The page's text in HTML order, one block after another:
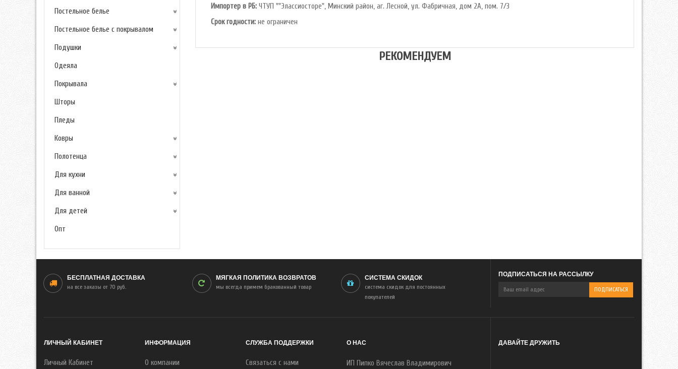
Постельное белье
Постельное белье с покрывалом
Подушки
Одеяла
Покрывала
Шторы
Пледы
Ковры
Полотенца
Для кухни
Для ванной
Для детей
Опт
Импортер в РБ: ЧТУП ""Элассиосторе", Минский район, аг. Лесной, ул. Фабричная, дом 2А, пом. 7/3
Срок годности: не ограничен
РЕКОМЕНДУЕМ
БЕСПЛАТНАЯ ДОСТАВКА
на все заказы от 70 руб.
МЯГКАЯ ПОЛИТИКА ВОЗВРАТОВ
мы всегда примем бракованный товар
СИСТЕМА СКИДОК
система скидок для постоянных
покупателей
ПОДПИСАТЬСЯ НА РАССЫЛКУ
ЛИЧНЫЙ КАБИНЕТ
Личный Кабинет
ИНФОРМАЦИЯ
О компании
СЛУЖБА ПОДДЕРЖКИ
Связаться с нами
О НАС
ИП Пипко Вячеслав Владимирович
ДАВАЙТЕ ДРУЖИТЬ